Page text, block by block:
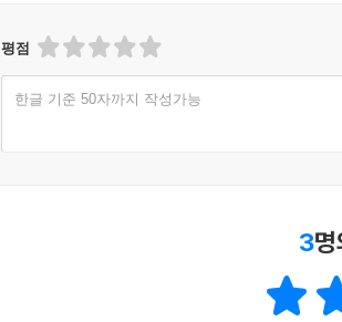
평점
한글 기준 50자까지 작성가능
3